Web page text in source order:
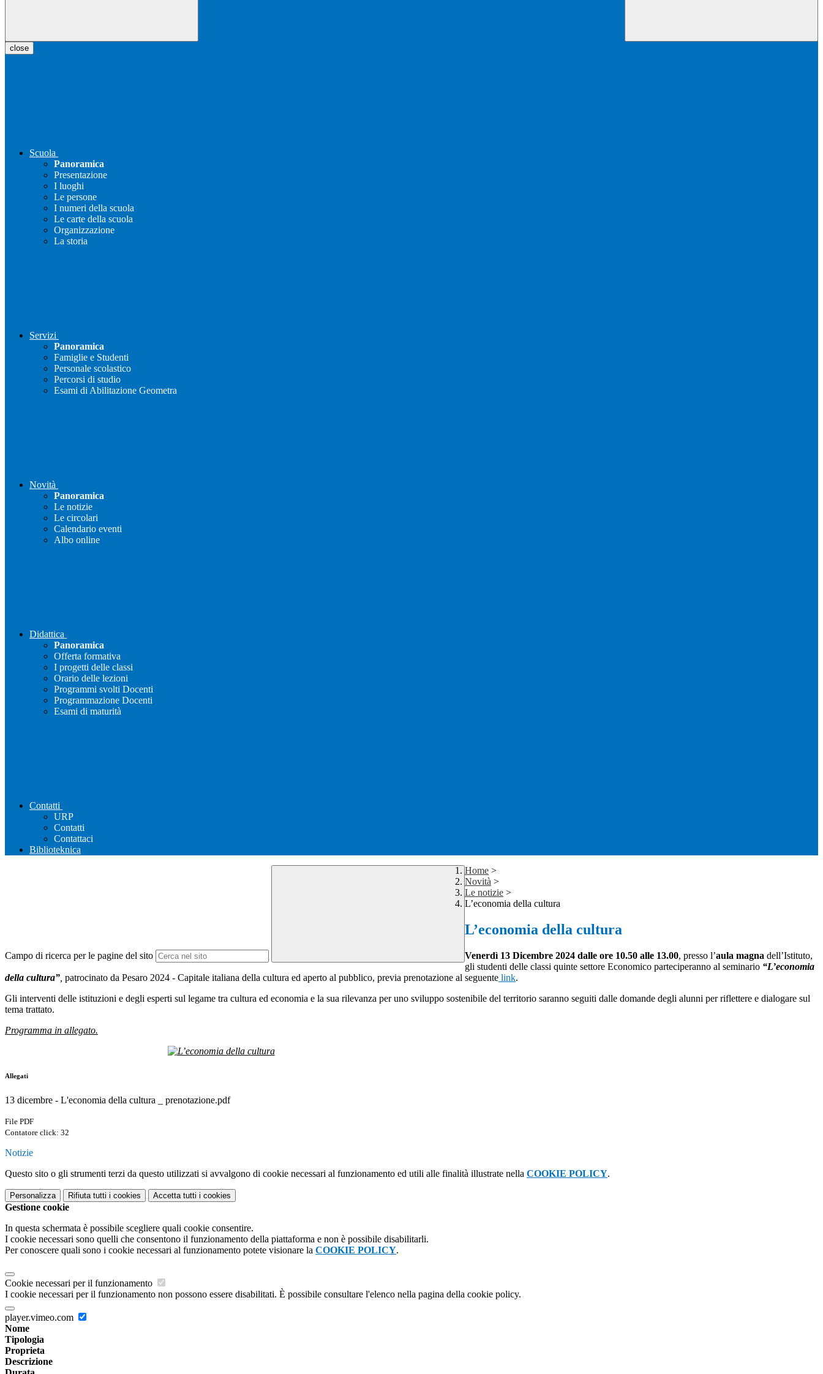
close
Scuola
Panoramica
Presentazione
I luoghi
Le persone
I numeri della scuola
Le carte della scuola
Organizzazione
La storia
Servizi
Panoramica
Famiglie e Studenti
Personale scolastico
Percorsi di studio
Esami di Abilitazione Geometra
Novità
Panoramica
Le notizie
Le circolari
Calendario eventi
Albo online
Didattica
Panoramica
Offerta formativa
I progetti delle classi
Orario delle lezioni
Programmi svolti Docenti
Programmazione Docenti
Esami di maturità
Contatti
URP
Contatti
Contattaci
Biblioteknica
Campo di ricerca per le pagine del sito
Home >
Novità >
Le notizie >
L’economia della cultura
L’economia della cultura
Venerdì 13 Dicembre 2024 dalle ore 10.50 alle 13.00, presso l’aula magna dell’Istituto,
gli studenti delle classi quinte settore Economico parteciperanno al seminario “L’economia
della cultura” patrocinato da Pesaro 2024 - Capitale italiana della cultura ed aperto al pubblico, previa prenotazione al seguente link.
Gli interventi delle istituzioni e degli esperti sul legame tra cultura ed economia e la sua rilevanza per uno sviluppo sostenibile del territorio saranno seguiti dalle domande degli alunni per riflettere e dialogare sul
tema trattato.
Programma in allegato.
Allegati
13 dicembre - L'economia della cultura _ prenotazione.pdf
File PDF
Contatore click: 32
Notizie
Questo sito o gli strumenti terzi da questo utilizzati si avvalgono di cookie necessari al funzionamento ed utili alle finalità illustrate nella COOKIE POLICY.
Personalizza Rifiuta tutti i cookies Accetta tutti i cookies
Gestione cookie
In questa schermata è possibile scegliere quali cookie consentire.
I cookie necessari sono quelli che consentono il funzionamento della piattaforma e non è possibile disabilitarli.
Per conoscere quali sono i cookie necessari al funzionamento potete visionare la COOKIE POLICY.
Cookie necessari per il funzionamento
I cookie necessari per il funzionamento non possono essere disabilitati. È possibile consultare l'elenco nella pagina della cookie policy.
player.vimeo.com
Nome
Tipologia
Proprieta
Descrizione